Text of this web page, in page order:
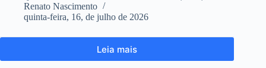
Renato Nascimento
quinta-feira, 16, de julho de 2026
Leia mais